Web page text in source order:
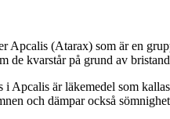
Apcalis (Atarax) som är en
de kvarstår på grund av
i Apcalis är läkemedel som
och dämpar också